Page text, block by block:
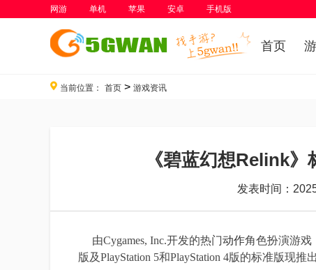
网游 单机 苹果 安卓 手机版
首页
当前位置： 首页 > 游戏资讯
《碧蓝幻想Relink
发表时间：
由Cygames, Inc.开发的热门动作角色扮演游戏
版及PlayStation 5和PlayStation 4版的标准版现